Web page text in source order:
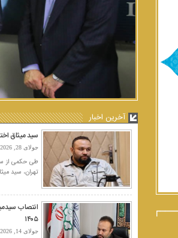
نخستین جشنواره رسانه های شهری؛
نخستین شنواره رسانه های شهری با برتری
غرس نهال به دست اهالی رسانه و هنر
صبح چهارشنبه ۱۸ اسفندماه سال ۱۳۹۵، ۶۰ اصله نهال سرو شیرازی به دست اهالی رسانه و هنر در بوستان لاله غرس شد.
آخرین اخبار
سید میثاق
جولای 28, 2026
طی حکمی از
تهران، سید
انتصاب
۱۴۰۵
جولای 14, 2026